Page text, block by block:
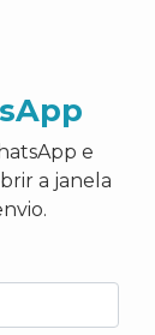
e
a janela